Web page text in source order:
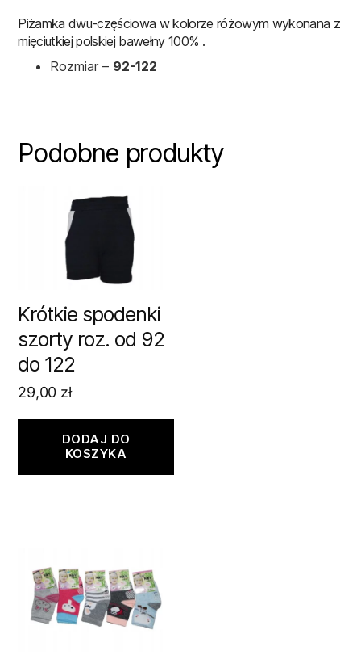
Piżamka dwu-częściowa w kolorze różowym wykonana z
mięciutkiej polskiej bawełny 100% .
Rozmiar – 92-122
Podobne produkty
Krótkie spodenki
szorty roz. od 92
do 122
29,00 zł
DODAJ DO
KOSZYKA